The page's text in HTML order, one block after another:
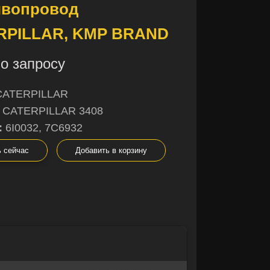
KMP BRAND
запросу
CATERPILLAR 3408
6I0032, 7C6932
сейчас Добавить в корзину